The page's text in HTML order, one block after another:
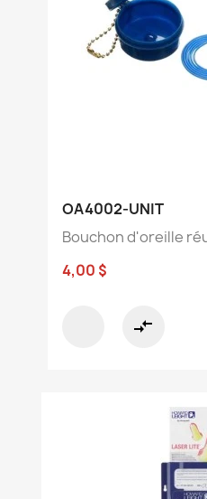
OA4002-UNIT
Bouchon d'oreille
4,00 $
compare_arrows